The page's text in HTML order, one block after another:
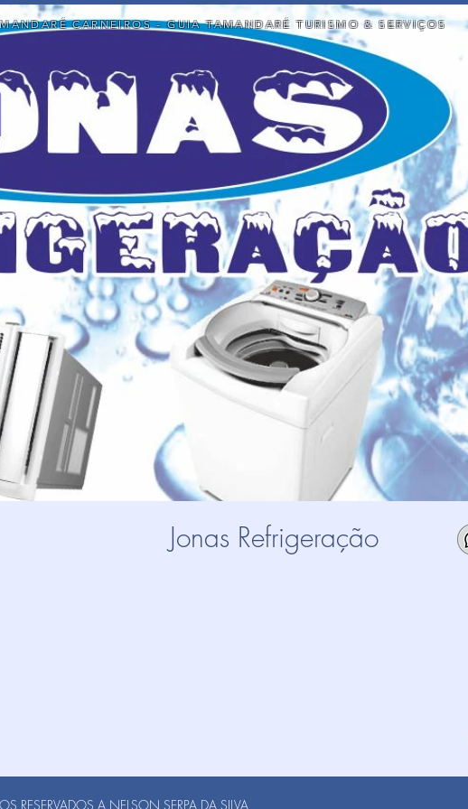
CARNEIROS - GUIA TAMANDARÉ TURISMO & SERVIÇOS
Jonas Refrigeração
RESERVADOS A NELSON SERPA DA SILVA